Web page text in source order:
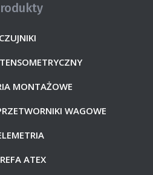
CZUJNIKI
MONTAŻOWE
WAGOWE
ATEX